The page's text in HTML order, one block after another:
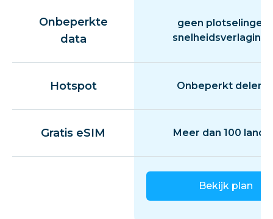
Onbeperkte
data
geen plotselinge
snelheidsverlaging
Hotspot Onbeperkt delen
Gratis eSIM Meer dan 100
Bekijk plan